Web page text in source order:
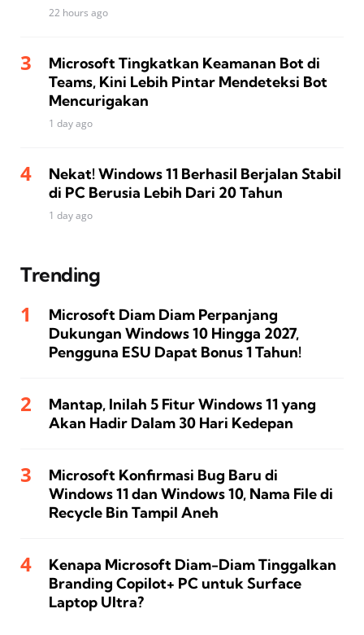
22 hours ago
Microsoft Tingkatkan Keamanan Bot di
Teams, Kini Lebih Pintar Mendeteksi Bot
Mencurigakan
1 day ago
Nekat! Windows 11 Berhasil Berjalan Stabil
di PC Berusia Lebih Dari 20 Tahun
1 day ago
Trending
Microsoft Diam Diam Perpanjang
Dukungan Windows 10 Hingga 2027,
Pengguna ESU Dapat Bonus 1 Tahun!
Mantap, Inilah 5 Fitur Windows 11 yang
Akan Hadir Dalam 30 Hari Kedepan
Microsoft Konfirmasi Bug Baru di
Windows 11 dan Windows 10, Nama File di
Recycle Bin Tampil Aneh
Kenapa Microsoft Diam-Diam Tinggalkan
Branding Copilot+ PC untuk Surface
Laptop Ultra?